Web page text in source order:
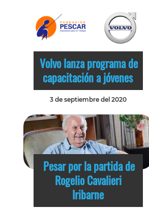
Volvo lanza programa de
capacitación a jóvenes
3 de septiembre del 2020
Pesar por la partida de
Rogelio Cavalieri
Iribarne